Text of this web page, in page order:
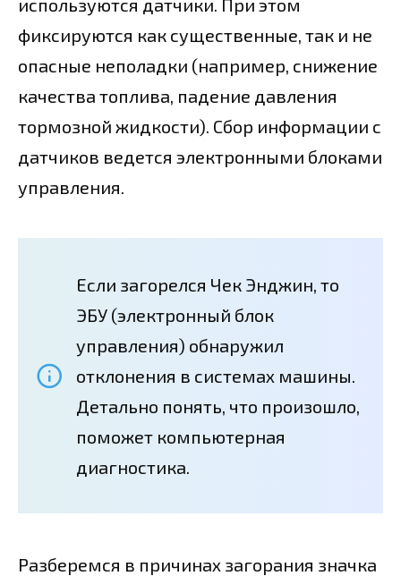
фиксируются как существенные, так и не
опасные неполадки (например, снижение
качества топлива, падение давления
тормозной жидкости). Сбор информации с
датчиков ведется электронными блоками
управления.
Если загорелся Чек Энджин, то
ЭБУ (электронный блок
управления) обнаружил
отклонения в системах машины.
Детально понять, что произошло,
поможет компьютерная
диагностика.
Разберемся в причинах загорания значка